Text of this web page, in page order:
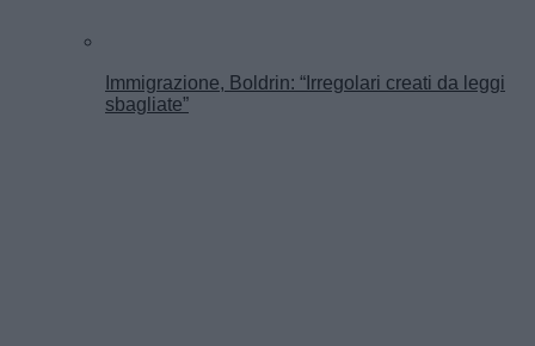
Immigrazione, Boldrin: “Irregolari creati da leggi
sbagliate”